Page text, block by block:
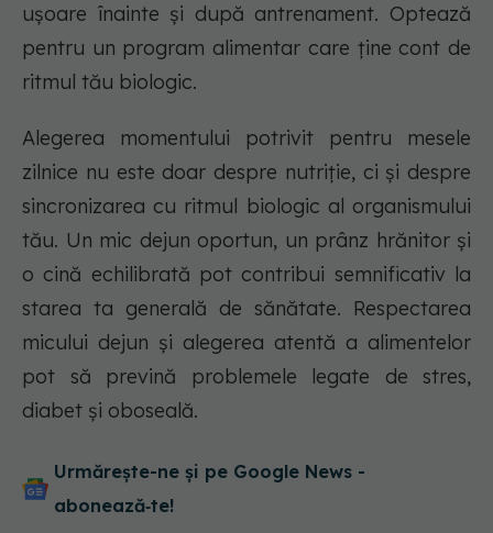
ușoare înainte și după antrenament. Optează
pentru un program alimentar care ține cont de
ritmul tău biologic.
Alegerea momentului potrivit pentru mesele
zilnice nu este doar despre nutriție, ci și despre
sincronizarea cu ritmul biologic al organismului
tău. Un mic dejun oportun, un prânz hrănitor și
o cină echilibrată pot contribui semnificativ la
starea ta generală de sănătate. Respectarea
micului dejun și alegerea atentă a alimentelor
pot să prevină problemele legate de stres,
diabet și oboseală.
Urmărește-ne și pe Google News -
abonează‑te!